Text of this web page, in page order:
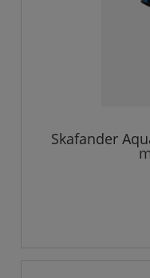
Skafander